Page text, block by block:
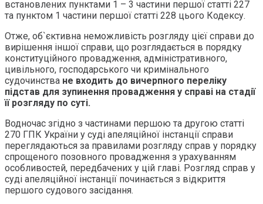
встановлених пунктами 1 – 3 частини першої статті 227
та пунктом 1 частини першої статті 228 цього Кодексу.
Отже, об`єктивна неможливість розгляду цієї справи до
вирішення іншої справи, що розглядається в порядку
конституційного провадження, адміністративного,
цивільного, господарського чи кримінального
судочинства не входить до вичерпного переліку
підстав для зупинення провадження у справі на стадії
її розгляду по суті.
Водночас згідно з частинами першою та другою статті
270 ГПК України у суді апеляційної інстанції справи
переглядаються за правилами розгляду справ у порядку
спрощеного позовного провадження з урахуванням
особливостей, передбачених у цій главі. Розгляд справ у
суді апеляційної інстанції починається з відкриття
першого судового засідання.